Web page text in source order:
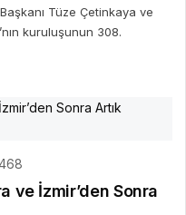
Tüze Çetinkaya ve
kuruluşunun 308.
ve İzmir’den Sonra